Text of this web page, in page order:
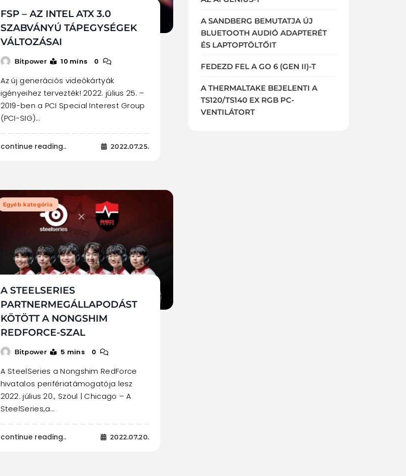
FSP – AZ INTEL ATX 3.0
SZABVÁNYÚ TÁPEGYSÉGEK
VÁLTOZÁSAI
Bitpower 10 mins 0
Az új generációs videókártyák
igényeihez tervezték! 2022. július 25. –
2019-ben a PCI Special Interest Group
(PCI-SIG)…
continue reading.. 2022.07.25.
Egyéb kategória
A STEELSERIES
PARTNERMEGÁLLAPODÁST
KÖTÖTT A NONGSHIM
REDFORCE-SZAL
Bitpower 5 mins 0
A SteelSeries a Nongshim RedForce
hivatalos perifériatámogatója lesz
2022. július 20., Szöul | Chicago – A
SteelSeries,a…
continue reading.. 2022.07.20.
A SANDBERG BEMUTATJA ÚJ
BLUETOOTH AUDIÓ ADAPTERÉT
ÉS LAPTOPTÖLTŐIT
FEDEZD FEL A GO 6 (GEN II)-T
A THERMALTAKE BEJELENTI A
TS120/TS140 EX RGB PC-
VENTILÁTORT